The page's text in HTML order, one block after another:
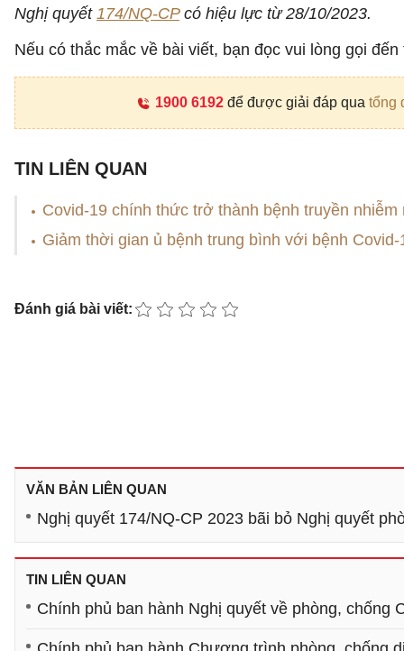
Nghị quyết 174/NQ-CPcó hiệu lực từ 28/10/2023.
Nếu có thắc mắc về bài viết, bạn đọc vui lòng gọi
1900 6192để được giải đáp qua tổng
TIN LIÊN QUAN
Covid-19 chính thức trở thành bệnh truyền nhiễm
Giảm thời gian ủ bệnh trung bình với bệnh Covid-
Đánh giá bài viết:
VĂN BẢN LIÊN QUAN
Nghị quyết 174/NQ-CP 2023 bãi bỏ Nghị quyết
TIN LIÊN QUAN
Chính phủ ban hành Nghị quyết về phòng, chống